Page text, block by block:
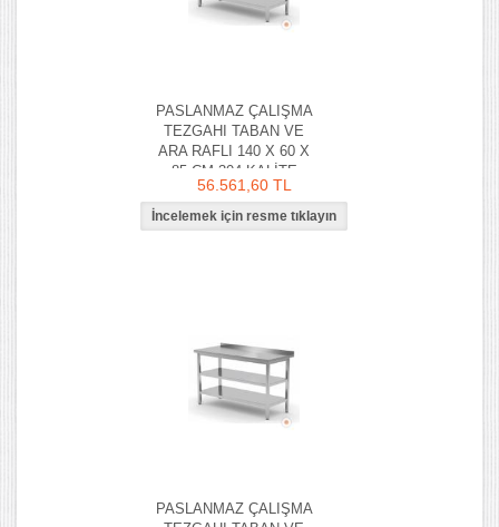
PASLANMAZ ÇALIŞMA
TEZGAHI TABAN VE
ARA RAFLI 140 X 60 X
85 CM 304 KALİTE
56.561,60 TL
PASLANMAZ ÇALIŞMA